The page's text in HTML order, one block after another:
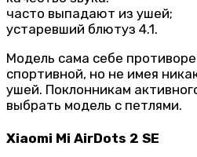
часто выпадают из ушей;
устаревший блютуз 4.1.
Модель сама себе
спортивной, но не имея
ушей. Поклонникам
выбрать модель с петлями.
Xiaomi Mi AirDots 2 SE